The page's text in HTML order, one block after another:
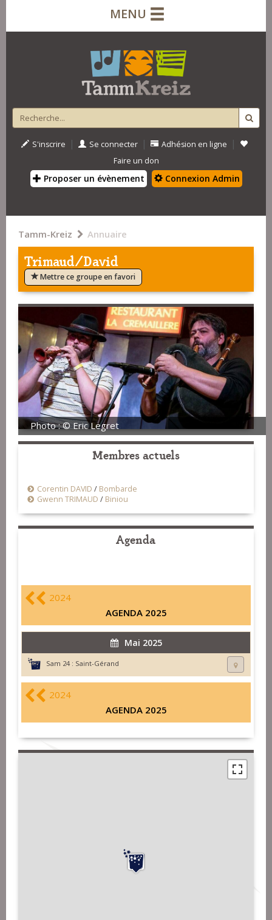
MENU
S'inscrire | Se connecter | Adhésion en ligne |
Faire un don
Proposer un évènement Connexion Admin
Tamm-Kreiz Annuaire
Trimaud/David
Mettre ce groupe en favori
Photo : © Eric Legret
Membres actuels
Corentin DAVID / Bombarde
Gwenn TRIMAUD / Biniou
Agenda
2024
AGENDA 2025
Mai 2025
Sam 24 : Saint-Gérand
2024
AGENDA 2025